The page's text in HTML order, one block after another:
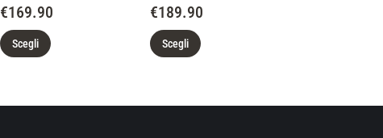
€169.90
Scegli
€189.90
Scegli